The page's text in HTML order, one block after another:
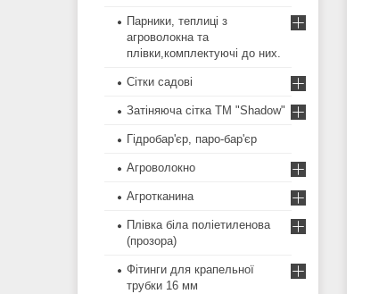
Парники, теплиці з
агроволокна та
плівки,комплектуючі до них.
Сітки садові
Затіняюча сітка ТМ "Shadow"
Гідробар'єр, паро-бар'єр
Агроволокно
Агротканина
Плівка біла поліетиленова
(прозора)
Фітинги для крапельної
трубки 16 мм